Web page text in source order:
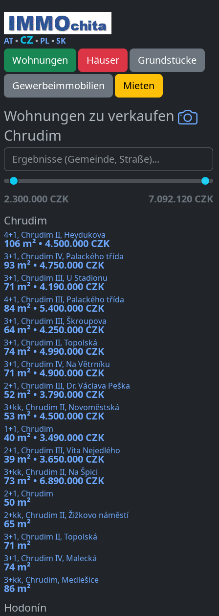
AT• CZ • PL•SK
Wohnungen Häuser
Grundstücke
Gewerbeimmobilien
Mieten
Wohnungen zu verkaufen
Chrudim
2.300.000 CZK 7.092.120 CZK
Chrudim
4+1, Chrudim II, Heydukova
106 m² • 4.500.000 CZK
3+1, Chrudim IV, Palackého třída
93 m² • 4.750.000 CZK
3+1, Chrudim III, U Stadionu
71 m² • 4.190.000 CZK
4+1, Chrudim III, Palackého třída
84 m² • 5.400.000 CZK
3+1, Chrudim III, Škroupova
64 m² • 4.250.000 CZK
3+1, Chrudim II, Topolská
74 m² • 4.990.000 CZK
3+1, Chrudim IV, Na Větrníku
71 m² • 4.900.000 CZK
2+1, Chrudim III, Dr. Václava Peška
52 m² • 3.790.000 CZK
3+kk, Chrudim II, Novoměstská
53 m² • 4.500.000 CZK
1+1, Chrudim
40 m² • 3.490.000 CZK
2+1, Chrudim III, Víta Nejedlého
39 m² • 3.650.000 CZK
3+kk, Chrudim II, Na Špici
73 m² • 6.890.000 CZK
2+1, Chrudim
50 m²
2+kk, Chrudim II, Žižkovo náměstí
65 m²
3+1, Chrudim II, Topolská
71 m²
3+1, Chrudim IV, Malecká
74 m²
3+kk, Chrudim, Medlešice
86 m²
Hodonín